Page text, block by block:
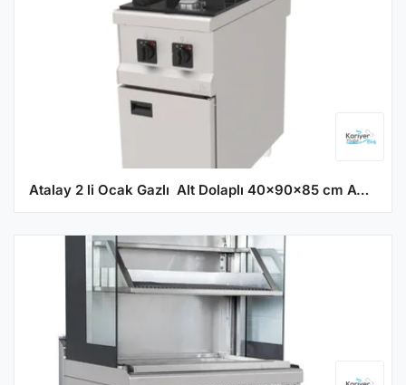
Atalay 2 li Ocak Gazlı Alt Dolaplı 40x90x85 cm AGO-490